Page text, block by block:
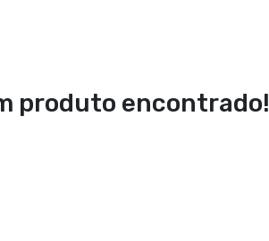
produto encontrado!